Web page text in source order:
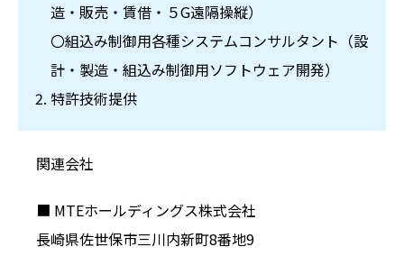
造・販売・賃借・５G遠隔操縦）
〇組込み制御用各種システムコンサルタント（設
計・製造・組込み制御用ソフトウェア開発）
特許技術提供
関連会社
■ MTEホールディングス株式会社
長崎県佐世保市三川内新町8番地9